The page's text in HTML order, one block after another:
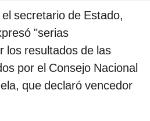
secretario de Estado,
"serias
los resultados de las
por el Consejo Nacional
que declaró vencedor